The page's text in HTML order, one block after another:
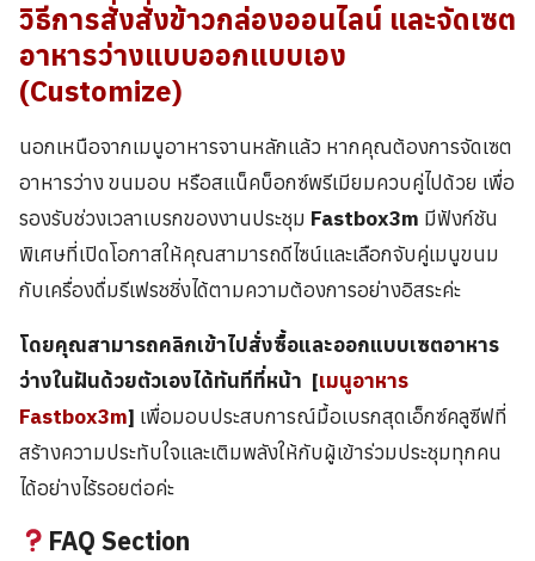
วิธีการสั่งสั่งข้าวกล่องออนไลน์ และจัดเซต
อาหารว่างแบบออกแบบเอง
(Customize)
นอกเหนือจากเมนูอาหารจานหลักแล้ว หากคุณต้องการจัดเซต
อาหารว่าง ขนมอบ หรือสแน็คบ็อกซ์พรีเมียมควบคู่ไปด้วย เพื่อ
รองรับช่วงเวลาเบรกของงานประชุม Fastbox3m มีฟังก์ชัน
พิเศษที่เปิดโอกาสให้คุณสามารถดีไซน์และเลือกจับคู่เมนูขนม
กับเครื่องดื่มรีเฟรชชิ่งได้ตามความต้องการอย่างอิสระค่ะ
โดยคุณสามารถคลิกเข้าไปสั่งซื้อและออกแบบเซตอาหาร
ว่างในฝันด้วยตัวเองได้ทันทีที่หน้า [เมนูอาหาร
Fastbox3m] เพื่อมอบประสบการณ์มื้อเบรกสุดเอ็กซ์คลูซีฟที่
สร้างความประทับใจและเติมพลังให้กับผู้เข้าร่วมประชุมทุกคน
ได้อย่างไร้รอยต่อค่ะ
FAQ Section